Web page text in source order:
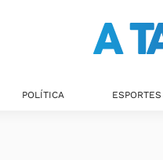
POLÍTICA ESPORTES